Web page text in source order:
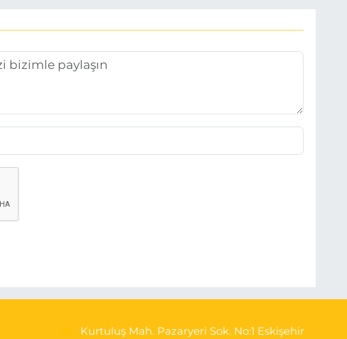
Kurtuluş Mah. Pazaryeri Sok. No:1 Eskişehir